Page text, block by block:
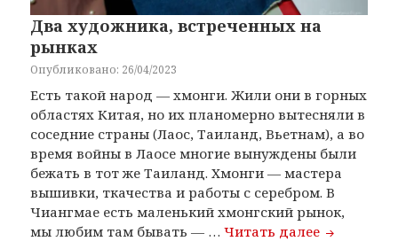
Два художника, встреченных на
рынках
Опубликовано: 26/04/2023
Есть такой народ — хмонги. Жили они в горных
областях Китая, но их планомерно вытесняли в
соседние страны (Лаос, Таиланд, Вьетнам), а во
время войны в Лаосе многие вынуждены были
бежать в тот же Таиланд. Хмонги — мастера
вышивки, ткачества и работы с серебром. В
Чиангмае есть маленький хмонгский рынок,
мы любим там бывать — …Читать далее Два